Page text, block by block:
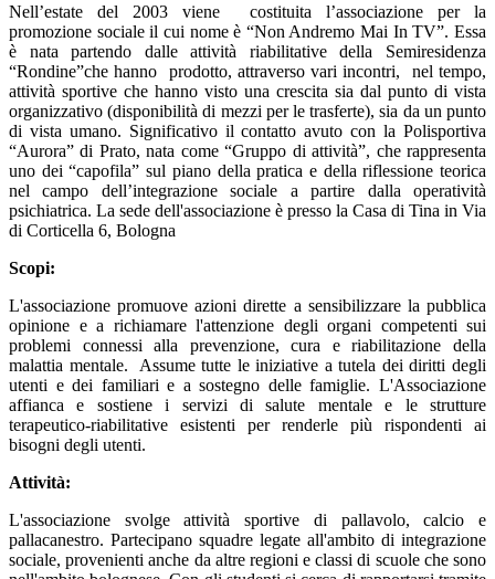
Nell’estate del 2003 viene costituita l’associazione per la
promozione sociale il cui nome è “Non Andremo Mai In TV”. Essa
è nata partendo dalle attività riabilitative della Semiresidenza
“Rondine”che hanno prodotto, attraverso vari incontri, nel tempo,
attività sportive che hanno visto una crescita sia dal punto di vista
organizzativo (disponibilità di mezzi per le trasferte), sia da un punto
di vista umano. Significativo il contatto avuto con la Polisportiva
“Aurora” di Prato, nata come “Gruppo di attività”, che rappresenta
uno dei “capofila” sul piano della pratica e della riflessione teorica
nel campo dell’integrazione sociale a partire dalla operatività
psichiatrica. La sede dell'associazione è presso la Casa di Tina in Via
di Corticella 6, Bologna
Scopi:
L'associazione promuove azioni dirette a sensibilizzare la pubblica
opinione e a richiamare l'attenzione degli organi competenti sui
problemi connessi alla prevenzione, cura e riabilitazione della
malattia mentale. Assume tutte le iniziative a tutela dei diritti degli
utenti e dei familiari e a sostegno delle famiglie. L'Associazione
affianca e sostiene i servizi di salute mentale e le strutture
terapeutico-riabilitative esistenti per renderle più rispondenti ai
bisogni degli utenti.
Attività:
L'associazione svolge attività sportive di pallavolo, calcio e
pallacanestro. Partecipano squadre legate all'ambito di integrazione
sociale, provenienti anche da altre regioni e classi di scuole che sono